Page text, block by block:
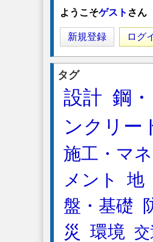
ようこそゲスト さん
新規登録 ログ
タグ
設計 鋼・
ンクリー
施工・マ
メント
地
盤・基礎
災
環境 交